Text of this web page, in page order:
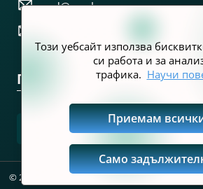
prd@nra.bg
Последвайте ни
© 2025 - #НеСтеСами | Кампания на
Този уебсайт използва
си работа и за
трафика. Научи
Приемам
Само